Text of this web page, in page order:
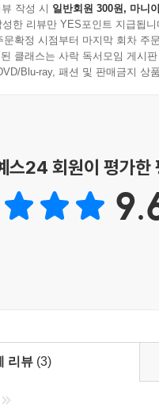
은 인터뷰어의 울음을 자
빅뷰티에서부터 7년간 식
외모 관리를 실천해 본 경
, 그런 실천 이후 어떤 삶
국 성형외과 의료계의 현
책은 외모 지상주의 사회
로 극복해 나간 그녀들의 성
없이 재생산되는 자기혐
하는 그녀들의 몸의 건강한
로 살아간다는 것에 대하여
작성 시 일반회원 300원, 마니
한 리뷰만 YES포인트 지급됩니
문확정 시점부터 마지막 회차 주
클래스는 사락 독서모임 게시
Blu-ray, 패션 및 판매금지 상
스24 회원이 평가한
리뷰 (3)